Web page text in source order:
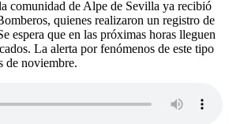
comunidad de Alpe de Sevilla ya recibió
quienes realizaron un registro de
espera que en las próximas horas lleguen
La alerta por fenómenos de este tipo
de noviembre.